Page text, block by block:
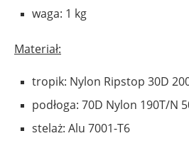
waga: 1 kg
Materiał:
tropik: Nylon Ripstop 30D
podłoga: 70D Nylon 190T/N
stelaż: Alu 7001-T6